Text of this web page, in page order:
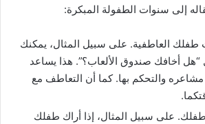
إلى سنوات الطفولة المبكرة:
طفلك العاطفية. على سبيل المثال، يمكنك
أخافك صندوق الألعاب؟”. هذا يساعد
والتحكم بها. كما أن التعاطف مع
طفلك. على سبيل المثال، إذا أراك طفلك